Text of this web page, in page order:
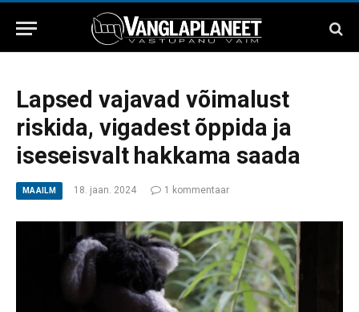
Lapsed vajavad võimalust
riskida, vigadest õppida ja
iseseisvalt hakkama saada
MAAILM 18. jaan. 2024 1 kommentaar